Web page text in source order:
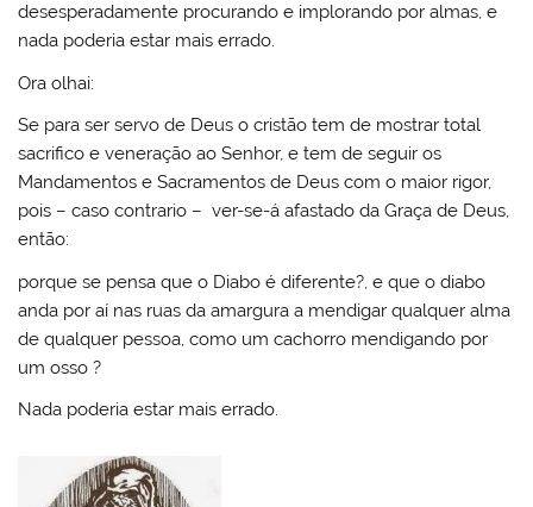
desesperadamente procurando e implorando por almas, e
nada poderia estar mais errado.
Ora olhai:
Se para ser servo de Deus o cristão tem de mostrar total
sacrifico e veneração ao Senhor, e tem de seguir os
Mandamentos e Sacramentos de Deus com o maior rigor,
pois – caso contrario – ver-se-á afastado da Graça de Deus,
então:
porque se pensa que o Diabo é diferente?, e que o diabo
anda por aí nas ruas da amargura a mendigar qualquer alma
de qualquer pessoa, como um cachorro mendigando por
um osso ?
Nada poderia estar mais errado.